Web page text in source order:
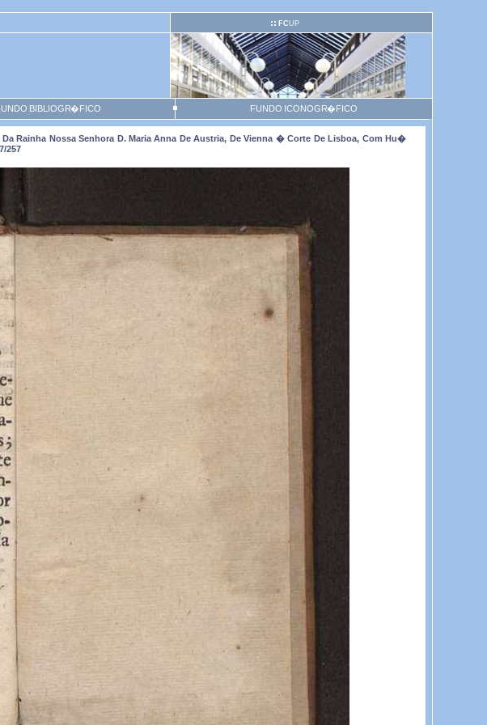
FCUP
BIBLIOGR�FICO
FUNDO ICONOGR�FICO
Rainha Nossa Senhora D. Maria Anna De Austria, De Vienna � Corte De Lisboa, Com Hu�
257